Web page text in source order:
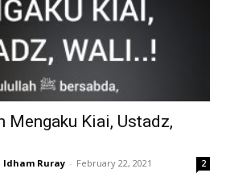
Mengaku Kiai, Ustadz,
Ruray - February 22, 2021 2